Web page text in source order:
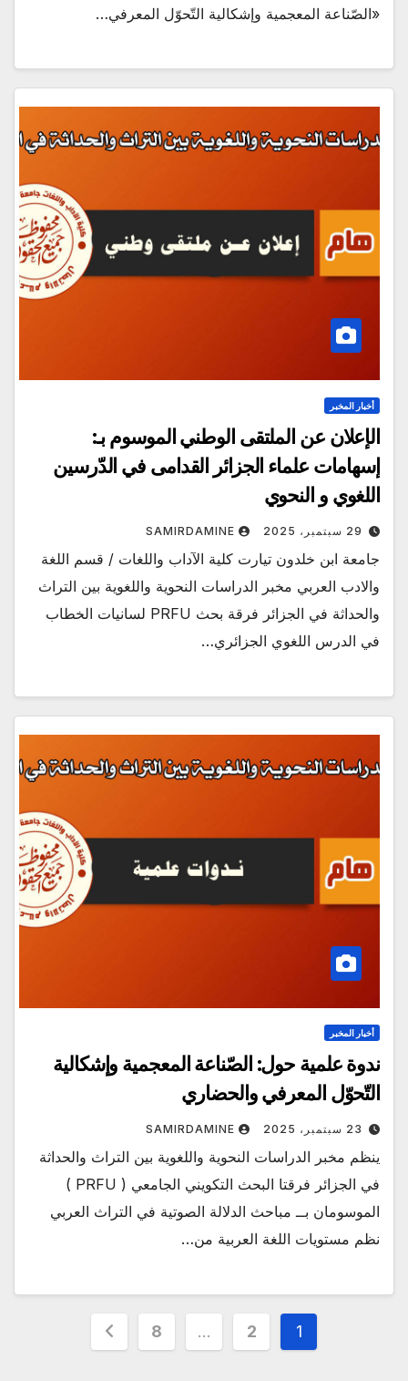
«الصّناعة المعجمية وإشكالية التّحوّل المعرفي…
أخبار المخبر
الإعلان عن الملتقى الوطني الموسوم بـ:
إسهامات علماء الجزائر القدامى في الدّرسين
اللغوي و النحوي
29 سبتمبر، 2025 SAMIRDAMINE
جامعة ابن خلدون تيارت كلية الآداب واللغات / قسم اللغة
والادب العربي مخبر الدراسات النحوية واللغوية بين التراث
والحداثة في الجزائر فرقة بحث PRFU لسانيات الخطاب
في الدرس اللغوي الجزائري…
أخبار المخبر
ندوة علمية حول: الصّناعة المعجمية وإشكالية
التّحوّل المعرفي والحضاري
23 سبتمبر، 2025 SAMIRDAMINE
ينظم مخبر الدراسات النحوية واللغوية بين التراث والحداثة
في الجزائر فرقتا البحث التكويني الجامعي ( PRFU )
الموسومان بــ مباحث الدلالة الصوتية في التراث العربي
نظم مستويات اللغة العربية من…
Posts
1
2
…
8